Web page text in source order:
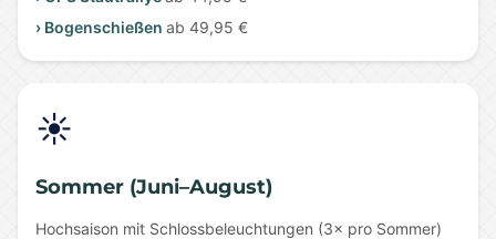
› Bogenschießen ab 49,95 €
☀️
Sommer (Juni–August)
Hochsaison mit Schlossbeleuchtungen (3× pro Sommer)